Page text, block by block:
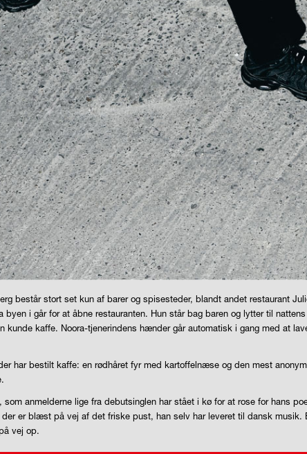
består stort set kun af barer og spisesteder, blandt andet restaurant
byen i går for at åbne restauranten. Hun står bag baren og lytter til
kaffe. Noora-tjenerindens hænder går automatisk i gang med at
har bestilt kaffe: en rødhåret fyr med kartoffelnæse og den mest
anmelderne lige fra debutsinglen har stået i kø for at rose for hans
er blæst på vej af det friske pust, han selv har leveret til dansk
vej op.